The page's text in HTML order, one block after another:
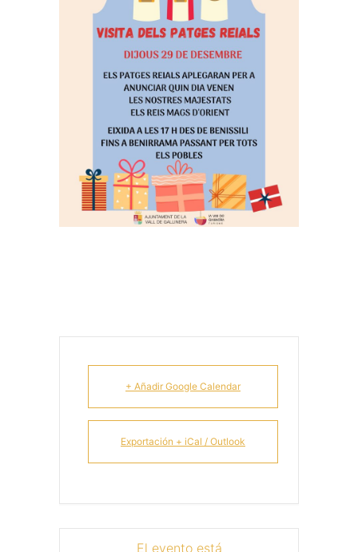
+ Añadir Google Calendar
Exportación + iCal / Outlook
El evento está